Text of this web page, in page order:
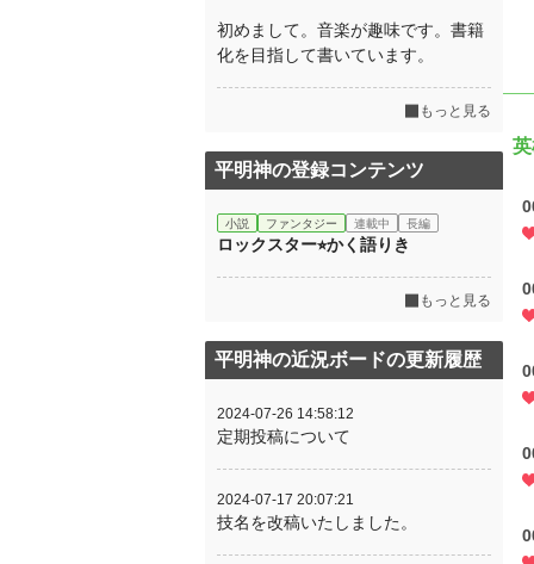
初めまして。音楽が趣味です。書籍
化を目指して書いています。
もっと見る
平明神の登録コンテンツ
小説 ファンタジー 連載中 長編
ロックスター⭐︎かく語りき
もっと見る
平明神の近況ボードの更新履歴
2024-07-26 14:58:12
定期投稿について
2024-07-17 20:07:21
技名を改稿いたしました。